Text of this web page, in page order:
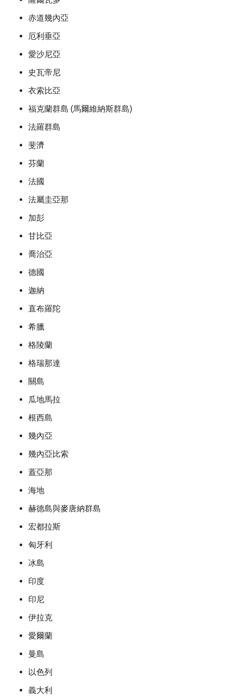
赤道幾內亞
厄利垂亞
愛沙尼亞
史瓦帝尼
衣索比亞
福克蘭群島 (馬爾維納斯群島)
法羅群島
斐濟
芬蘭
法國
法屬圭亞那
加彭
甘比亞
喬治亞
德國
迦納
直布羅陀
希臘
格陵蘭
格瑞那達
關島
瓜地馬拉
根西島
幾內亞
幾內亞比索
蓋亞那
海地
赫德島與麥唐納群島
宏都拉斯
匈牙利
冰島
印度
印尼
伊拉克
愛爾蘭
曼島
以色列
義大利